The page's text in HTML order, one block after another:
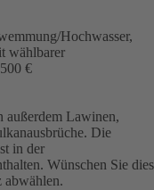
Hochwasser,
wählbarer
€
außerdem Lawinen,
Die
in der
Wünschen Sie
abwählen.